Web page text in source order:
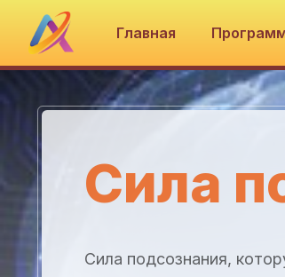
Главная
Сила
Сила подсознания,